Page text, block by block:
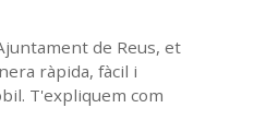
de Reus, et
ràpida, fàcil i
T'expliquem com